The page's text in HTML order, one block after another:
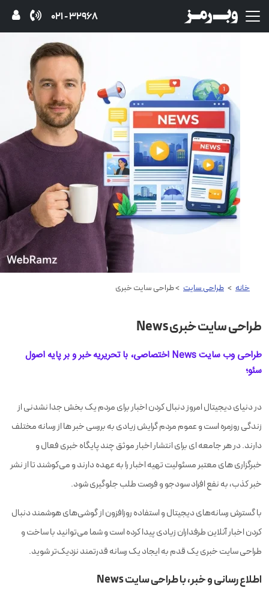
32968 - 021
خانه > طراحی سایت > طراحی سایت خبری
طراحی سایت خبری News
طراحی وب سایت News اختصاصی، با تحریریه خبر و بر پایه اصول
سئو؛
در دنیای دیجیتال امروز دنبال کردن اخبار برای مردم یک بخش جدا نشدنی از
زندگی روزمره است و عموم مردم گرایش زیادی به بررسی خبر ها از رسانه مختلف
دارند. در هر جامعه ای برای انتشار اخبار موثق چند پایگاه خبری فعال و
خبرگزاری های معتبر مسئولیت تهیه اخبار را به عهده دارند و می‌کوشند تا از نشر
خبر کذب، به نفع افراد سودجو و فرصت طلب جلوگیری شود.
با گسترش رسانه‌های دیجیتال و استفاده روزافزون از گوشی‌های هوشمند دنبال
کردن اخبار آنلاین طرفداران زیادی پیدا کرده است و شما می‌توانید با ساخت و
طراحی سایت خبری یک قدم به ایجاد یک رسانه قدرتمند نزدیک‌تر شوید.
اطلاع رسانی و خبر، با طراحی سایت News